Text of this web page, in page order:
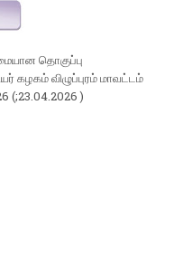
தொகுப்பு
கழகம் விழுப்புரம் மாவட்டம்
(;23.04.2026 )